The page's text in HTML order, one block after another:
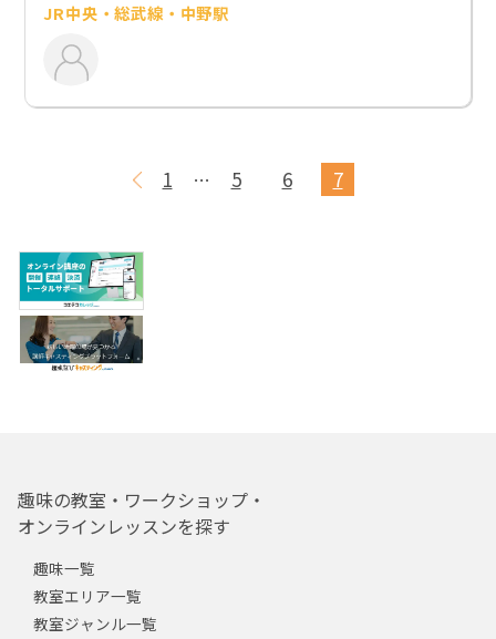
JR中央・総武線・中野駅
1 … 5 6 7
趣味の教室・ワークショップ・
オンラインレッスンを探す
趣味一覧
教室エリア一覧
教室ジャンル一覧